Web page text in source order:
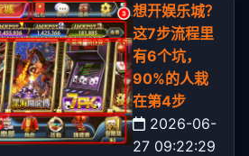
想开娱乐城？
这7步流程里
有6个坑，
90%的人栽
在第4步
2026-06-
27 09:22:29